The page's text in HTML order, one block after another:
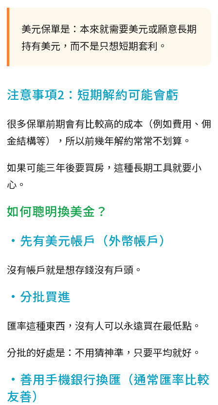
美元保單是：本來就需要美元或願意長期
持有美元，而不是只想短期套利。
注意事項2：短期解約可能會虧
很多保單前期會有比較高的成本（例如費用、佣
金結構等），所以前幾年解約常常不划算。
如果可能三年後要買房，這種長期工具就要小
心。
如何聰明換美金？
•先有美元帳戶（外幣帳戶）
沒有帳戶就是想存錢沒有戶頭。
•分批買進
匯率這種東西，沒有人可以永遠買在最低點。
分批的好處是：不用猜神準，只要平均就好。
•善用手機銀行換匯（通常匯率比較
友善）